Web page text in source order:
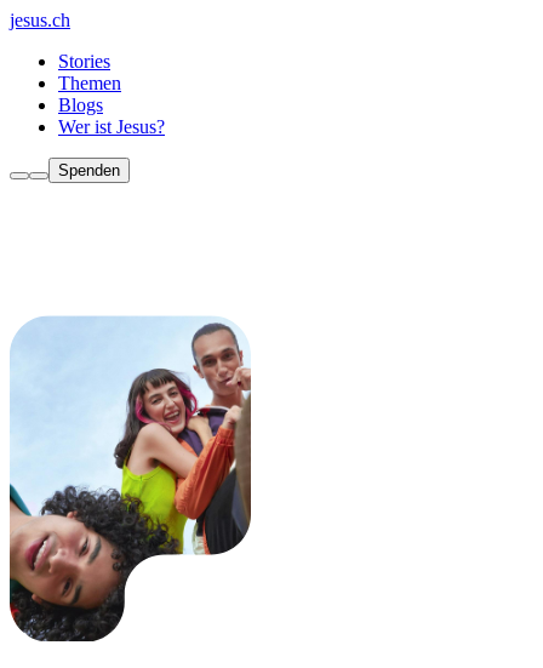
jesus.ch
Stories
Themen
Blogs
Wer ist Jesus?
Spenden